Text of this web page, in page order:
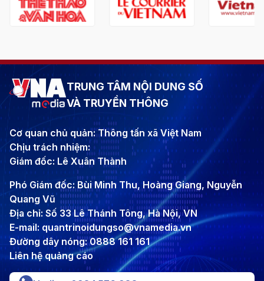
TRUNG TÂM NỘI DUNG SỐ
VÀ TRUYỀN THÔNG
Cơ quan chủ quản: Thông tấn xã Việt Nam
Chịu trách nhiệm:
Giám đốc: Lê Xuân Thành
Phó Giám đốc: Bùi Minh Thu, Hoàng Giang, Nguyễn
Quang Vũ
Địa chỉ: Số 33 Lê Thánh Tông, Hà Nội, VN
E-mail: quantrinoidungso@vnamedia.vn
Đường dây nóng: 0888 161 161
Liên hệ quảng cáo